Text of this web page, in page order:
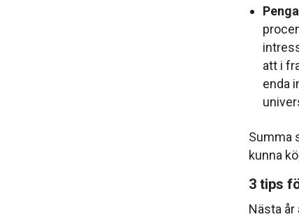
att i
enda
Summa
kunna
3 tips
Nästa